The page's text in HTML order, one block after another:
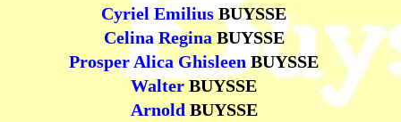
Cyriel EmiliusBUYSSE
Celina Regina BUYSSE
Prosper Alica Ghisleen BUYSSE
WalterBUYSSE
Arnold BUYSSE